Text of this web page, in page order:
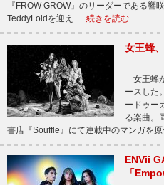
『FROW GROW』のリーダーである響
TeddyLoidを迎え … 続きを読む
女王蜂
女王蜂
ースした
ードゥー
る楽曲。
書店『Souffle』にて連載中のマンガを
ENVii
「